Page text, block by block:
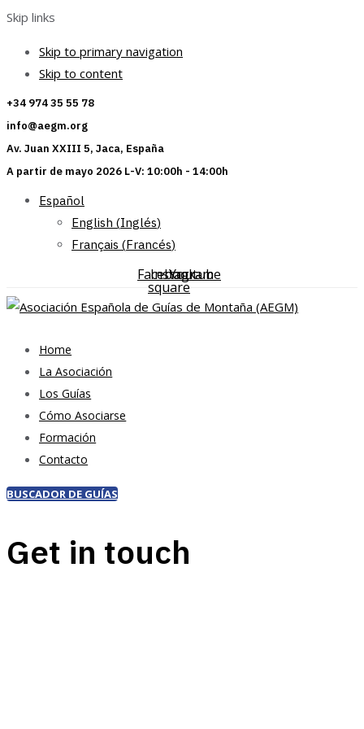
Skip links
Skip to primary navigation
Skip to content
+34 974 35 55 78
info@aegm.org
Av. Juan XXIII 5, Jaca, España
A partir de mayo 2026 L-V: 10:00h - 14:00h
Español
English (Inglés)
Français (Francés)
Facebook-
square
Instagram
Youtube
Home
La Asociación
Los Guías
Cómo Asociarse
Formación
Contacto
BUSCADOR DE GUÍAS
Get in touch